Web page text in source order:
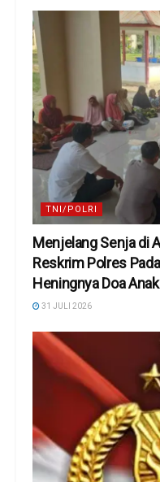
TNI/POLRI
Menjelang Senja di
Reskrim Polres
Heningnya Doa
31 JULI 2026